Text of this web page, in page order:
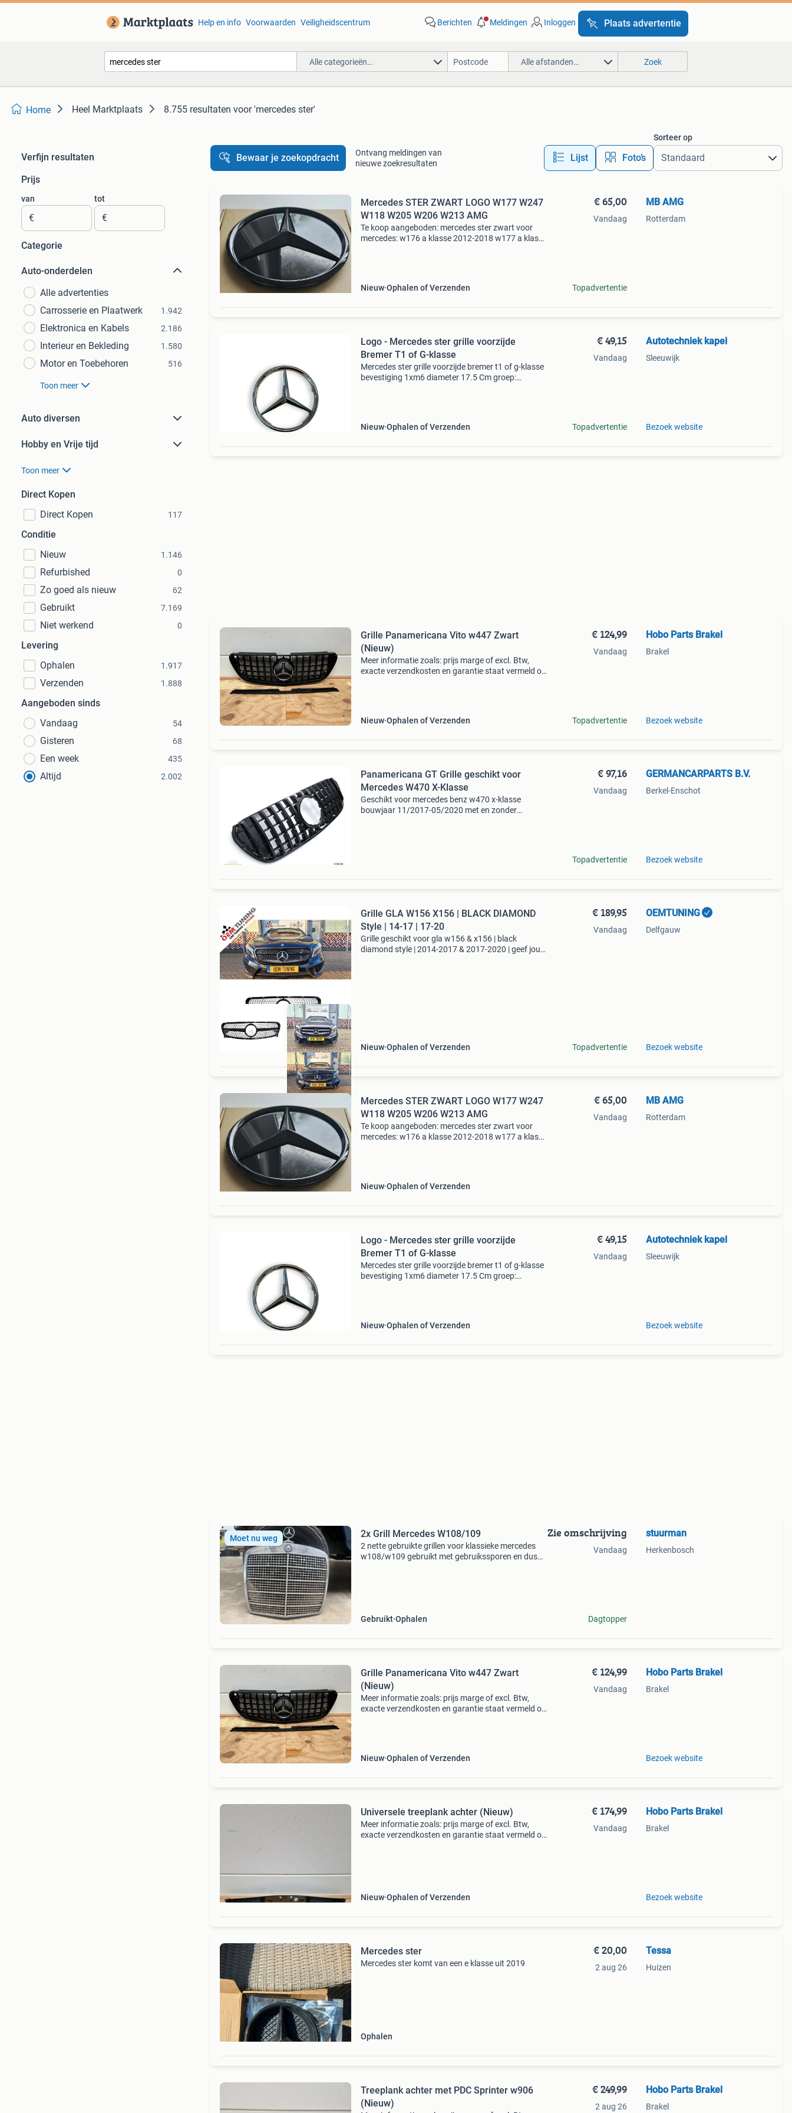
Help en info Voorwaarden Veiligheidscentrum Berichten Meldingen Inloggen Plaats advertentie
Alle categorieën… Alle afstanden… Zoek
Home Heel Marktplaats 8.755 resultaten voor 'mercedes ster'
Verfijn resultaten
Prijs
van
€
tot
€
Categorie
Auto-onderdelen
Alle advertenties
Carrosserie en Plaatwerk
1.942
Elektronica en Kabels 2.186
Interieur en Bekleding 1.580
Motor en Toebehoren 516
Toon meer
Auto diversen
Hobby en Vrije tijd
Toon meer
Direct Kopen
Direct Kopen
117
Conditie
Nieuw
1.146
Refurbished 0
Zo goed als nieuw 62
Gebruikt 7.169
Niet werkend 0
Levering
Ophalen
1.917
Verzenden 1.888
Aangeboden sinds
Vandaag
54
Gisteren 68
Een week 435
Altijd 2.002
Bewaar je zoekopdracht
Ontvang meldingen van
nieuwe zoekresultaten
Lijst Foto’s
Sorteer op
Mercedes STER ZWART LOGO W177 W247
W118 W205 W206 W213 AMG
Te koop aangeboden: mercedes ster zwart voor
mercedes: w176 a klasse 2012-2018 w177 a klasse
Nieuw Ophalen of Verzenden
€ 65,00
Vandaag
Topadvertentie
MB AMG
Rotterdam
Logo - Mercedes ster grille voorzijde
Bremer T1 of G-klasse
Mercedes ster grille voorzijde bremer t1 of g-klasse
bevestiging 1xm6 diameter 17.5 Cm groep:
Nieuw Ophalen of Verzenden
€ 49,15
Vandaag
Topadvertentie
Autotechniek kapel
Sleeuwijk
Bezoek website
Grille Panamericana Vito w447 Zwart
(Nieuw)
Meer informatie zoals: prijs marge of excl. Btw,
exacte verzendkosten en garantie staat vermeld op
Nieuw Ophalen of Verzenden
€ 124,99
Vandaag
Topadvertentie
Hobo Parts Brakel
Brakel
Bezoek website
Panamericana GT Grille geschikt voor
Mercedes W470 X-Klasse
Geschikt voor mercedes benz w470 x-klasse
bouwjaar 11/2017-05/2020 met en zonder
€ 97,16
Vandaag
Topadvertentie
GERMANCARPARTS B.V.
Berkel-Enschot
Bezoek website
Grille GLA W156 X156 | BLACK DIAMOND
Style | 14-17 | 17-20
Grille geschikt voor gla w156 & x156 | black
diamond style | 2014-2017 & 2017-2020 | geef jouw
Nieuw Ophalen of Verzenden
€ 189,95
Vandaag
Topadvertentie
OEMTUNING
Delfgauw
Bezoek website
Mercedes STER ZWART LOGO W177 W247
W118 W205 W206 W213 AMG
Te koop aangeboden: mercedes ster zwart voor
mercedes: w176 a klasse 2012-2018 w177 a klasse
Nieuw Ophalen of Verzenden
€ 65,00
Vandaag
MB AMG
Rotterdam
Logo - Mercedes ster grille voorzijde
Bremer T1 of G-klasse
Mercedes ster grille voorzijde bremer t1 of g-klasse
bevestiging 1xm6 diameter 17.5 Cm groep:
Nieuw Ophalen of Verzenden
€ 49,15
Vandaag
Autotechniek kapel
Sleeuwijk
Bezoek website
Moet nu weg 2x Grill Mercedes W108/109
2 nette gebruikte grillen voor klassieke mercedes
w108/w109 gebruikt met gebruikssporen en dus
Gebruikt Ophalen
Zie omschrijving
Vandaag
Dagtopper
stuurman
Herkenbosch
Grille Panamericana Vito w447 Zwart
(Nieuw)
Meer informatie zoals: prijs marge of excl. Btw,
exacte verzendkosten en garantie staat vermeld op
Nieuw Ophalen of Verzenden
€ 124,99
Vandaag
Hobo Parts Brakel
Brakel
Bezoek website
Universele treeplank achter (Nieuw)
Meer informatie zoals: prijs marge of excl. Btw,
exacte verzendkosten en garantie staat vermeld op
Nieuw Ophalen of Verzenden
€ 174,99
Vandaag
Hobo Parts Brakel
Brakel
Bezoek website
Mercedes ster
Mercedes ster komt van een e klasse uit 2019
Ophalen
€ 20,00
2 aug 26
Tessa
Huizen
Treeplank achter met PDC Sprinter w906
(Nieuw)
€ 249,99
2 aug 26
Hobo Parts Brakel
Brakel